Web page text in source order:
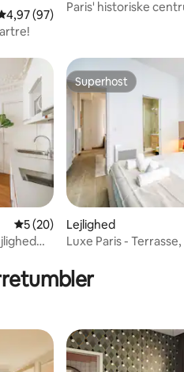
omtaler
ud af 5 i gennemsnitlig
4,97 (97)
Paris' historiske
omtaler
5 ud af 5 i gennemsnitlig
5 (20)
Superhost
Superhost
Lejlighed
Luxe Paris -